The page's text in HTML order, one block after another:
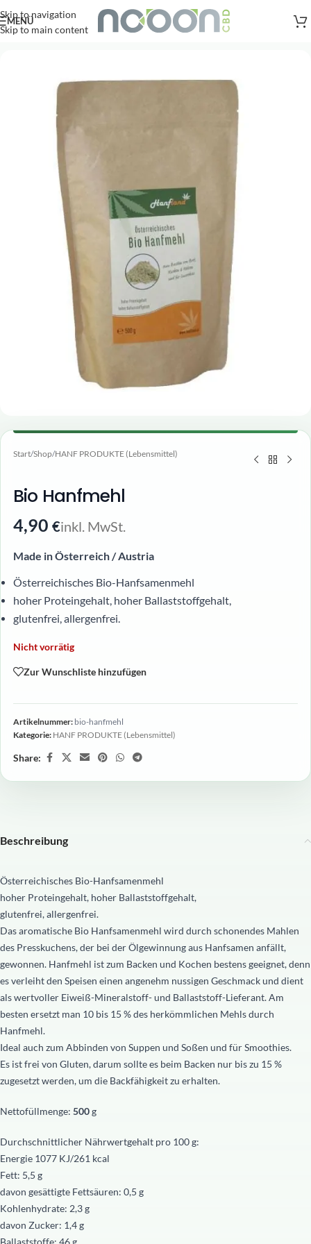
Skip to navigation
Skip to main content
Versandkostenfreie Lieferung nach AT, DE ab
MENÜ
Start/Shop/HANF PRODUKTE (Lebensmittel)
Bio Hanfmehl
4,90 €inkl. MwSt.
Made in Österreich / Austria
Österreichisches Bio-Hanfsamenmehl
hoher Proteingehalt, hoher Ballaststoffgehalt,
glutenfrei, allergenfrei.
Nicht vorrätig
Zur Wunschliste hinzufügen
Artikelnummer: bio-hanfmehl
Kategorie: HANF PRODUKTE (Lebensmittel)
Share:
Beschreibung
Österreichisches Bio-Hanfsamenmehl
hoher Proteingehalt, hoher Ballaststoffgehalt,
glutenfrei, allergenfrei.
Das aromatische Bio Hanfsamenmehl wird durch schonendes Mahlen
des Presskuchens, der bei der Ölgewinnung aus Hanfsamen anfällt,
gewonnen. Hanfmehl ist zum Backen und Kochen bestens geeignet, denn
es verleiht den Speisen einen angenehm nussigen Geschmack und dient
als wertvoller Eiweiß-Mineralstoff- und Ballaststoff-Lieferant. Am
besten ersetzt man 10 bis 15 % des herkömmlichen Mehls durch
Hanfmehl.
Ideal auch zum Abbinden von Suppen und Soßen und für Smoothies.
Es ist frei von Gluten, darum sollte es beim Backen nur bis zu 15 %
zugesetzt werden, um die Backfähigkeit zu erhalten.
Nettofüllmenge: 500g
Durchschnittlicher Nährwertgehalt pro 100 g:
Energie 1077 KJ/261 kcal
Fett: 5,5 g
davon gesättigte Fettsäuren: 0,5 g
Kohlenhydrate: 2,3 g
davon Zucker: 1,4 g
Ballaststoffe: 46 g